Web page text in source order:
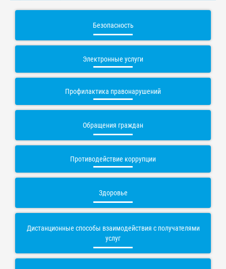
Безопасность
Электронные услуги
Профилактика правонарушений
Обращения граждан
Противодействие коррупции
Здоровье
Дистанционные способы взаимодействия с получателями
услуг